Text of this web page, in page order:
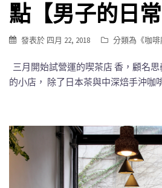
點【男子的日常
發表於 四月 22, 2018 分類為《咖
三月開始試營運的喫茶店 香，顧名
的小店， 除了日本茶與中深焙手沖咖